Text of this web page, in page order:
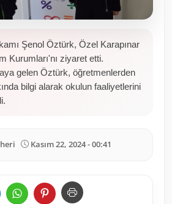
Şenol Öztürk, Özel Karapınar
Kurumları'nı ziyaret etti.
gelen Öztürk, öğretmenlerden
bilgi alarak okulun faaliyetlerini
Kasım 22, 2024 - 00:41